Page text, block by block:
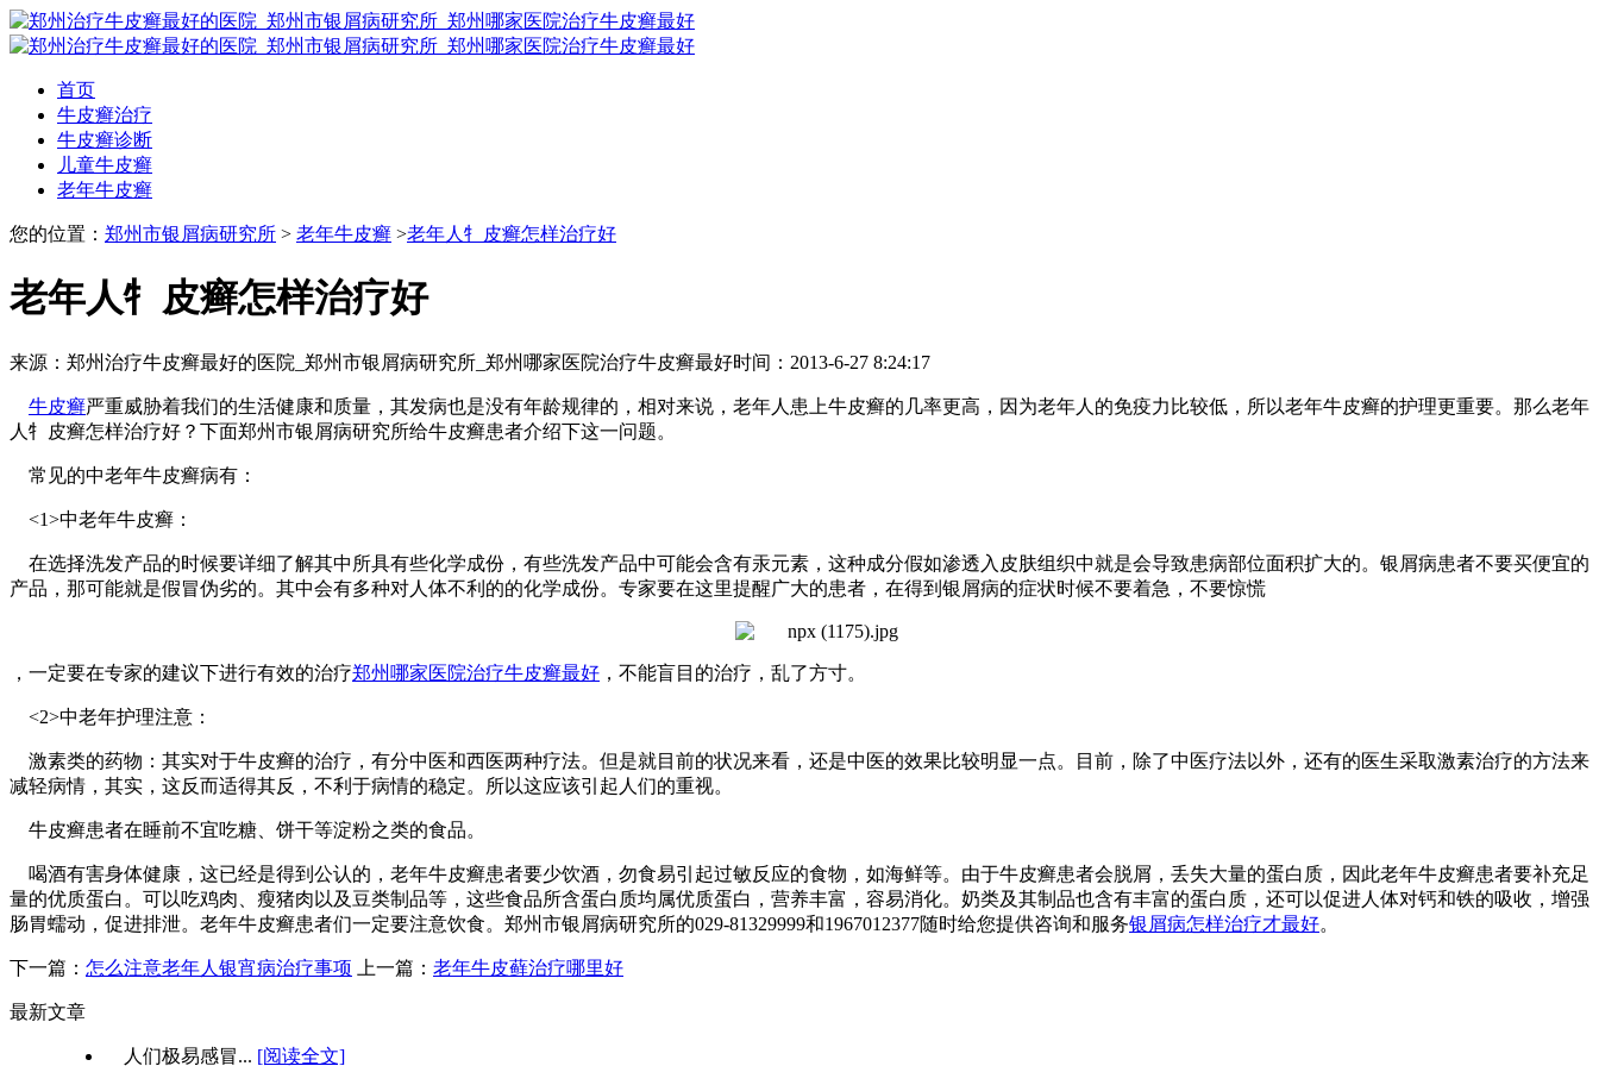
首页
牛皮癣治疗
牛皮癣诊断
儿童牛皮癣
老年牛皮癣
您的位置： 郑州市银屑病研究所 > 老年牛皮癣 >老年人牜皮癣怎样治疗好
老年人牜皮癣怎样治疗好
来源：郑州治疗牛皮癣最好的医院_郑州市银屑病研究所_郑州哪家医院治疗牛皮癣最好时间：2013-6-27 8:24:17
牛皮癣严重威胁着我们的生活健康和质量，其发病也是没有年龄规律的，相对来说，老年人患上牛皮癣的几率更高，因为老年人的免疫力比较低，所以老年牛皮癣的护理更重要。那么老年
人牜皮癣怎样治疗好？下面郑州市银屑病研究所给牛皮癣患者介绍下这一问题。
常见的中老年牛皮癣病有：
<1>中老年牛皮癣：
在选择洗发产品的时候要详细了解其中所具有些化学成份，有些洗发产品中可能会含有汞元素，这种成分假如渗透入皮肤组织中就是会导致患病部位面积扩大的。银屑病患者不要买便宜的
产品，那可能就是假冒伪劣的。其中会有多种对人体不利的的化学成份。专家要在这里提醒广大的患者，在得到银屑病的症状时候不要着急，不要惊慌
，一定要在专家的建议下进行有效的治疗郑州哪家医院治疗牛皮癣最好 ，不能盲目的治疗，乱了方寸。
<2>中老年护理注意：
激素类的药物：其实对于牛皮癣的治疗，有分中医和西医两种疗法。但是就目前的状况来看，还是中医的效果比较明显一点。目前，除了中医疗法以外，还有的医生采取激素治疗的方法来
减轻病情，其实，这反而适得其反，不利于病情的稳定。所以这应该引起人们的重视。
牛皮癣患者在睡前不宜吃糖、饼干等淀粉之类的食品。
喝酒有害身体健康，这已经是得到公认的，老年牛皮癣患者要少饮酒，勿食易引起过敏反应的食物，如海鲜等。由于牛皮癣患者会脱屑，丢失大量的蛋白质，因此老年牛皮癣患者要补充足
量的优质蛋白。可以吃鸡肉、瘦猪肉以及豆类制品等，这些食品所含蛋白质均属优质蛋白，营养丰富，容易消化。奶类及其制品也含有丰富的蛋白质，还可以促进人体对钙和铁的吸收，增强
肠胃蠕动，促进排泄。老年牛皮癣患者们一定要注意饮食。郑州市银屑病研究所的029-81329999和1967012377随时给您提供咨询和服务银屑病怎样治疗才最好。
下一篇： 怎么注意老年人银宵病治疗事项 上一篇： 老年牛皮藓治疗哪里好
最新文章
人们极易感冒... [阅读全文]